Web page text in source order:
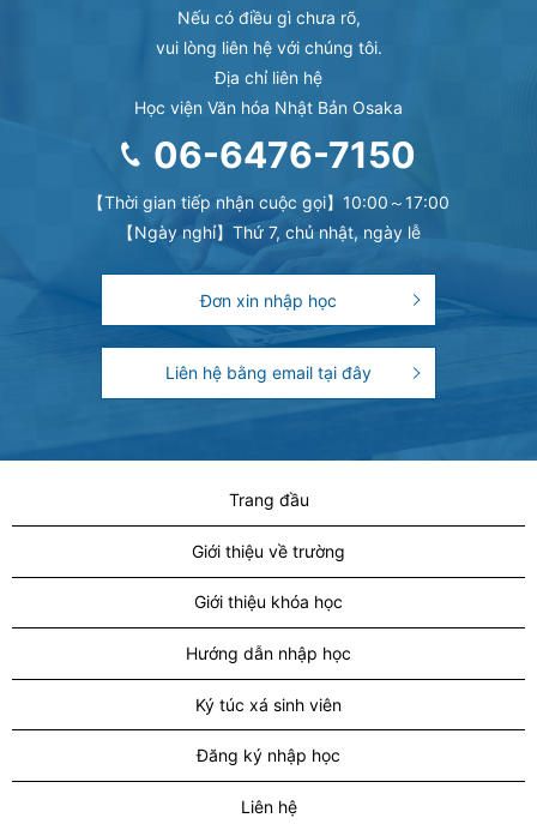
Nếu có điều gì chưa rõ,
vui lòng liên hệ với chúng tôi.
Địa chỉ liên hệ
Học viện Văn hóa Nhật Bản Osaka
06-6476-7150
【Thời gian tiếp nhận cuộc gọi】10:00～17:00
【Ngày nghỉ】Thứ 7, chủ nhật, ngày lễ
Đơn xin nhập học
Liên hệ bằng email tại đây
Trang đầu
Giới thiệu về trường
Giới thiệu khóa học
Hướng dẫn nhập học
Ký túc xá sinh viên
Đăng ký nhập học
Liên hệ